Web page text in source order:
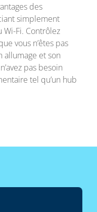
des
simplement
Wi-Fi. Contrôlez
vous n’êtes pas
allumage et son
pas besoin
tel qu’un hub